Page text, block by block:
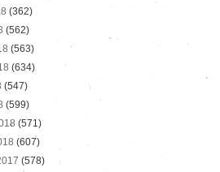
(362)
(562)
(563)
(634)
(547)
(599)
(571)
(607)
(578)